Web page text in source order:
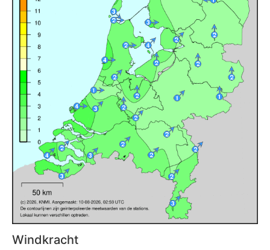
Windkracht